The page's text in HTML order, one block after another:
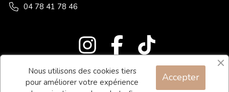
04 78 41 78 46
Blog
Nous utilisons des cookies tiers
pour améliorer votre expérience
Accepter